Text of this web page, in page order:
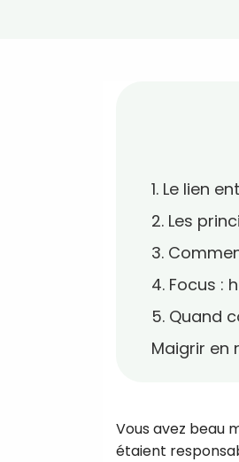
1. Le lien
2. Les
3.
4. Focus :
5. Quand
Maigrir en
Vous avez beau
étaient